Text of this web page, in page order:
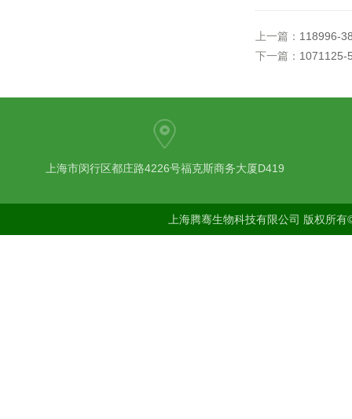
上一篇： 118996-
下一篇： 1071125-
上海市闵行区都庄路4226号福克斯商务大厦D419
上海腾骞生物科技有限公司 版权所